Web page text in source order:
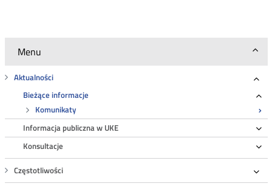
Menu
Aktualności
Bieżące informacje
Komunikaty
Informacja publiczna w UKE
Konsultacje
Częstotliwości